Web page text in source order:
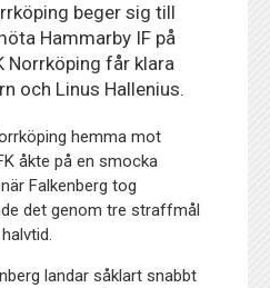
beger sig till
Hammarby IF på
Norrköping får klara
och Linus Hallenius.
hemma mot
åkte på en smocka
Falkenberg tog
det genom tre straffmål
landar såklart snabbt